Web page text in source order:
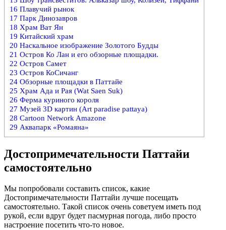
16 Плавучий рынок
17 Парк Динозавров
18 Храм Ват Ян
19 Китайский храм
20 Наскальное изображение Золотого Будды
21 Остров Ко Лан и его обзорные площадки.
22 Остров Самет
23 Остров КоСичанг
24 Обзорные площадки в Паттайе
25 Храм Ада и Рая (Wat Saen Suk)
26 Ферма куриного короля
27 Музей 3D картин (Art paradise pattaya)
28 Cartoon Network Amazone
29 Аквапарк «Ромаяна»
Достопримечательности Паттайи
самостоятельно
Мы попробовали составить список, какие
Достопримечательности Паттайи лучше посещать
самостоятельно. Такой список очень советуем иметь под
рукой, если вдруг будет пасмурная погода, либо просто
настроение посетить что-то новое.